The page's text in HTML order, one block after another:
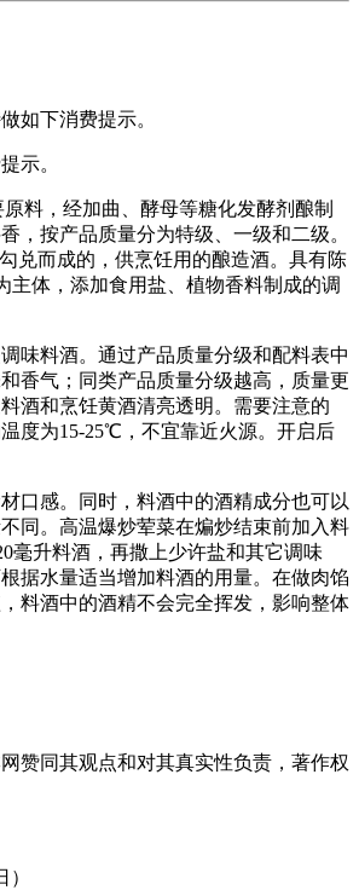
如下消费提示。
示。
料，经加曲、酵母等糖化发酵剂酿制
，按产品质量分为特级、一级和二级。
兑而成的，供烹饪用的酿造酒。具有陈
主体，添加食用盐、植物香料制成的调
味料酒。通过产品质量分级和配料表中
香气；同类产品质量分级越高，质量更
酒和烹饪黄酒清亮透明。需要注意的
度为15-25℃，不宜靠近火源。开启后
口感。同时，料酒中的酒精成分也可以
同。高温爆炒荤菜在煸炒结束前加入料
毫升料酒，再撒上少许盐和其它调味
据水量适当增加料酒的用量。在做肉馅
料酒中的酒精不会完全挥发，影响整体
赞同其观点和对其真实性负责，著作权